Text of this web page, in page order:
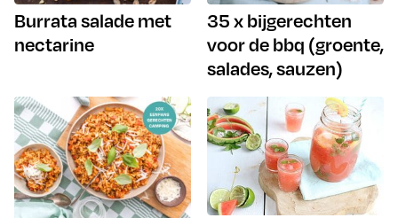
Burrata salade met
nectarine
35 x bijgerechten
voor de bbq (groente,
salades, sauzen)